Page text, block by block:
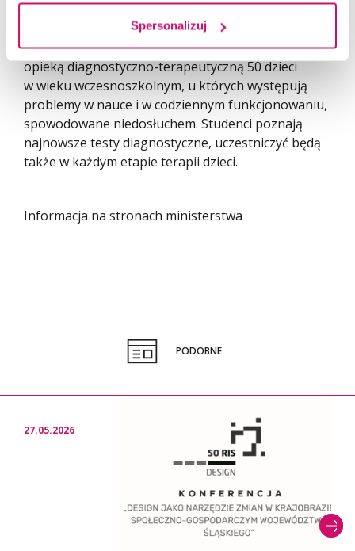
Spersonalizuj
w szczególności w zakresie zaburzeń słuchu. Celem
podjętych przez studentów działań, realizowanych
pod nadzorem specjalistów Fundacji, jest objęcie
opieką diagnostyczno-terapeutyczną 50 dzieci
w wieku wczesnoszkolnym, u których występują
problemy w nauce i w codziennym funkcjonowaniu,
spowodowane niedosłuchem. Studenci poznają
najnowsze testy diagnostyczne, uczestniczyć będą
także w każdym etapie terapii dzieci.
Informacja na stronach ministerstwa
PODOBNE
27.05.2026